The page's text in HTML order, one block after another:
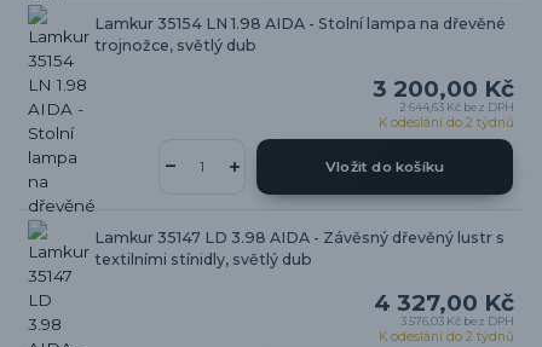
Lamkur 35154 LN 1.98 AIDA - Stolní lampa na dřevěné
trojnožce, světlý dub
3 200,00 Kč
2 644,63 Kč bez DPH
K odeslání do 2 týdnů
Vložit do košíku
Lamkur 35147 LD 3.98 AIDA - Závěsný dřevěný lustr s
textilními stínidly, světlý dub
4 327,00 Kč
3 576,03 Kč bez DPH
K odeslání do 2 týdnů